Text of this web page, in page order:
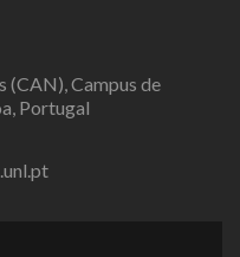
(CAN), Campus de
Portugal